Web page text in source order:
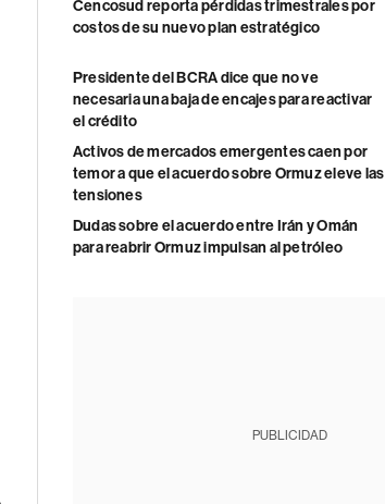
Cencosud reporta pérdidas trimestrales por
costos de su nuevo plan estratégico
Presidente del BCRA dice que no ve
necesaria una baja de encajes para reactivar
el crédito
Activos de mercados emergentes caen por
temor a que el acuerdo sobre Ormuz eleve las
tensiones
Dudas sobre el acuerdo entre Irán y Omán
para reabrir Ormuz impulsan al petróleo
PUBLICIDAD